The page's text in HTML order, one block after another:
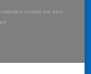
vooral om een